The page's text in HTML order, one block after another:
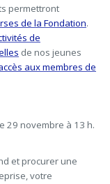
permettront
de la Fondation.
de
de nos jeunes
aux membres de
29 novembre à 13 h.
et procurer une
votre